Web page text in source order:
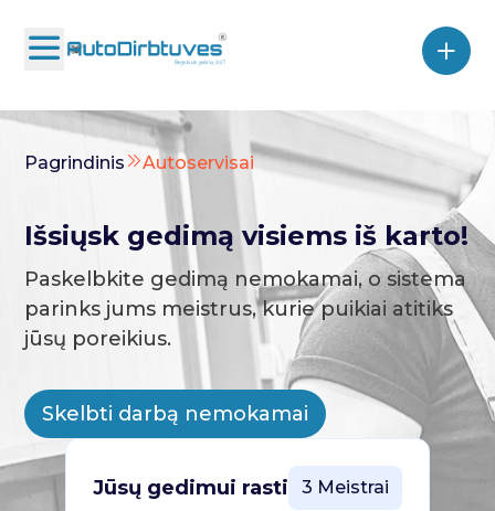
Pagrindinis Autoservisai
Išsiųsk gedimą visiems iš karto!
Paskelbkite gedimą nemokamai, o sistema
parinks jums meistrus, kurie puikiai atitiks
jūsų poreikius.
Skelbti darbą nemokamai
Jūsų gedimui rasti 3 Meistrai